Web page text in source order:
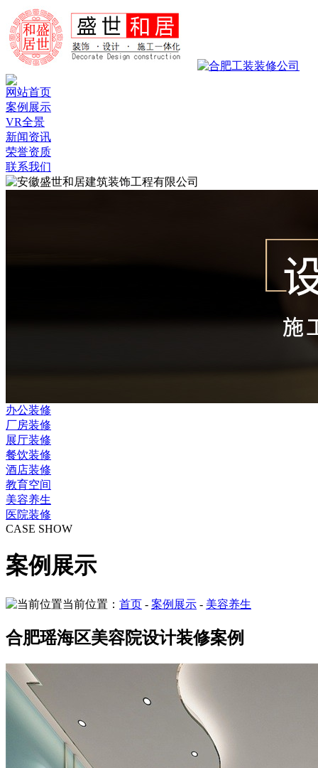
网站首页
案例展示
VR全景
新闻资讯
荣誉资质
联系我们
办公装修
厂房装修
展厅装修
餐饮装修
酒店装修
教育空间
美容养生
医院装修
CASE SHOW
案例展示
当前位置： 首页 - 案例展示 - 美容养生
合肥瑶海区美容院设计装修案例